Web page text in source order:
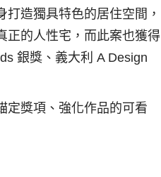
造獨具特色的居住空間，
正的人性宅，而此案也獲得
銀獎、義大利 A Design
定獎項、強化作品的可看